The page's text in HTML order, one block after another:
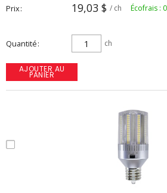
Prix 19,03 $ / ch Écofrais :
Quantité ch
AJOUTER AU
PANIER